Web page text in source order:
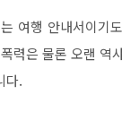
여행 안내서이기
력은 물론 오랜 역
다.